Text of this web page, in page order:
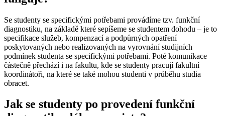
Se studenty se specifickými potřebami provádíme tzv. funkční
diagnostiku, na základě které sepíšeme se studentem dohodu – je to
specifikace služeb, kompenzací a podpůrných opatření
poskytovaných nebo realizovaných na vyrovnání studijních
podmínek studenta se specifickými potřebami. Poté komunikace
částečně přechází i na fakultu, kde se studenty pracují fakultní
koordinátoři, na které se také mohou studenti v průběhu studia
obracet.
Jak se studenty po provedení funkční